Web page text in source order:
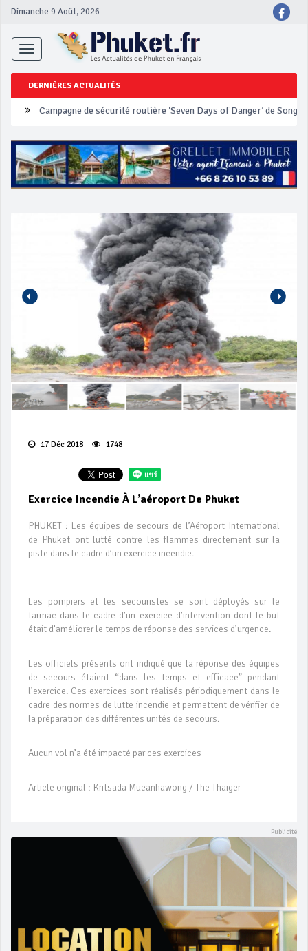
Dimanche 9 Août, 2026
Toggle
navigation
DERNIÈRES ACTUALITÉS
Un touriste français blessé en se faisant arracher son collier en
Phuket Peranakan Festival
‘Phuket Eye’ assurera la sécurité pendant Songkran
Campagne de sécurité routière ‘Seven Days of Danger’ de
17 Déc 2018 1748
Exercice Incendie À L’aéroport De Phuket
PHUKET : Les équipes de secours de l’Aéroport International
de Phuket ont lutté contre les flammes directement sur la
piste dans le cadre d’un exercice incendie.
Les pompiers et les secouristes se sont déployés sur le
tarmac dans le cadre d’un exercice d’intervention dont le but
était d’améliorer le temps de réponse des services d’urgence.
Les officiels présents ont indiqué que la réponse des équipes
de secours étaient “dans les temps et efficace” pendant
l’exercice. Ces exercices sont réalisés périodiquement dans le
cadre des normes de lutte incendie et permettent de vérifier de
la préparation des différentes unités de secours.
Aucun vol n’a été impacté par ces exercices
Article original : Kritsada Mueanhawong / The Thaiger